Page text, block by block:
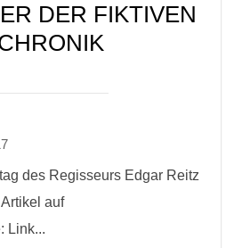
DER FIKTIVEN
des Regisseurs Edgar Reitz
auf
Link...